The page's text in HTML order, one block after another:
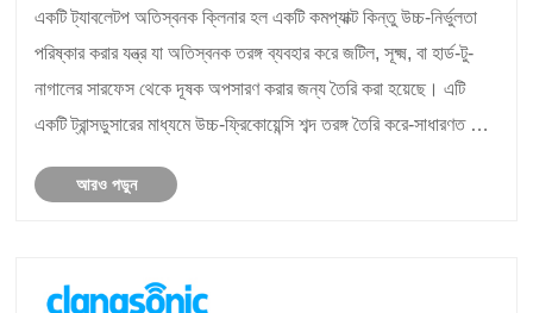
একটি ট্যাবলেটপ অতিস্বনক ক্লিনার হল একটি কমপ্যাক্ট কিন্তু উচ্চ-নির্ভুলতা
পরিষ্কার করার যন্ত্র যা অতিস্বনক তরঙ্গ ব্যবহার করে জটিল, সূক্ষ্ম, বা হার্ড-টু-
নাগালের সারফেস থেকে দূষক অপসারণ করার জন্য তৈরি করা হয়েছে। এটি
একটি ট্রান্সডুসারের মাধ্যমে উচ্চ-ফ্রিকোয়েন্সি শব্দ তরঙ্গ তৈরি করে-সাধারণত 28-
আরও পড়ুন